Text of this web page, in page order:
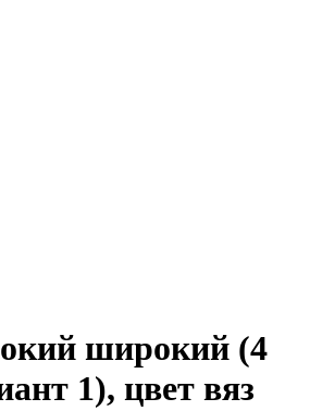
широкий (4
1), цвет вяз